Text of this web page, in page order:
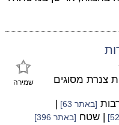
שמירה
צנרת מסוגים
[באתר 63]
|
| שטח [באתר 396]